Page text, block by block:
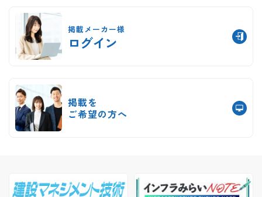
掲載メーカー様
ログイン
掲載を
ご希望の方へ